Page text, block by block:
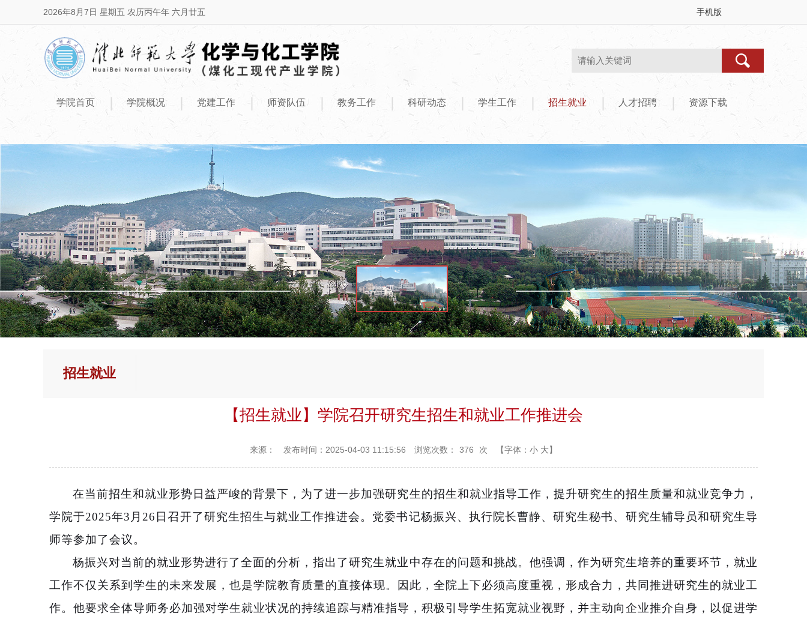
手机版
2026年8月7日 星期五 农历丙午年 六月廿五
学院首页 | 学院概况 | 党建工作 | 师资队伍 | 教务工作 | 科研动态 | 学生工作 | 招生就业 | 人才招聘 | 资源下载
招生就业
【招生就业】学院召开研究生招生和就业工作推进会
来源： 发布时间：2025-04-03 11:15:56 浏览次数： 376 次 【字体： 小 大】
在当前招生和就业形势日益严峻的背景下，为了进一步加强研究生的招生和就业指导工作，提升研究生的招生质量和就业竞争力，
学院于2025年3 月 26 日召开了研究生招生与就业工作推进会。党委书记杨振兴、执行院长曹静、研究生秘书、研究生辅导员和研究生导
师等参加了会议。
杨振兴对当前的就业形势进行了全面的分析，指出了研究生就业中存在的问题和挑战。他强调，作为研究生培养的重要环节，就业
工作不仅关系到学生的未来发展，也是学院教育质量的直接体现。因此，全院上下必须高度重视，形成合力，共同推进研究生的就业工
作。 他要求全体导师务必加强对学生就业状况的持续追踪与精准指导，积极引导学生拓宽就业视野，并主动向企业推介自身，以促进学